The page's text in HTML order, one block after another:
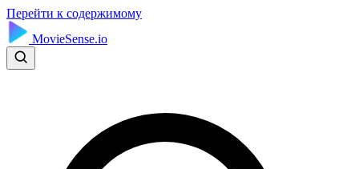
Перейти к содержимому
MovieSense.io